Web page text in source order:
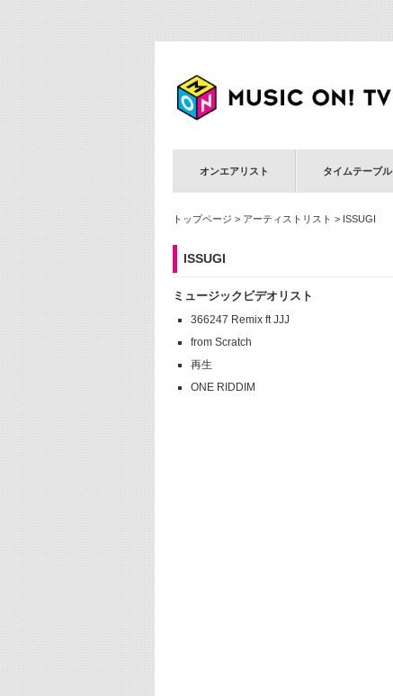
オンエアリスト タイムテーブル
トップページ > アーティストリスト > ISSUGI
ISSUGI
ミュージックビデオリスト
366247 Remix ft JJJ
from Scratch
再生
ONE RIDDIM